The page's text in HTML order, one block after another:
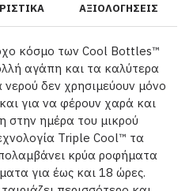
ΑΞΙΟΛΟΓΉΣΕΙΣ
κόσμο των Cool Bottles™
αγάπη και τα καλύτερα
δεν χρησιμεύουν μόνο
για να φέρουν χαρά και
στην ημέρα του μικρού
Triple Cool™ τα
κρύα ροφήματα
για έως και 18 ώρες.